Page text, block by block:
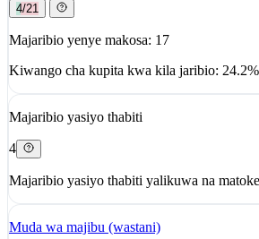
4/21
Majaribio yenye makosa: 17
Kiwango cha kupita kwa kila jaribio: 24.2%
Majaribio yasiyo thabiti
4
Majaribio yasiyo thabiti yalikuwa na
Muda wa majibu (wastani)